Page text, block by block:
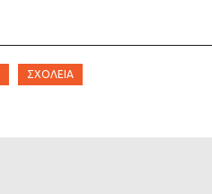
ΣΧΟΛΕΊΑ